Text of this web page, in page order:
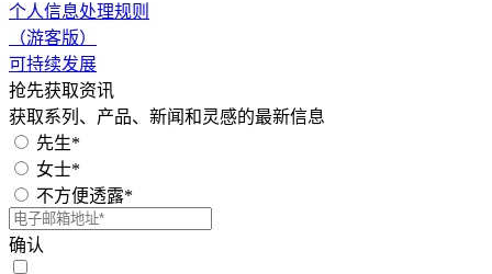
个人信息处理规则
（游客版）
可持续发展
抢先获取资讯
获取系列、产品、新闻和灵感的最新信息
先生*
女士*
不方便透露*
确认